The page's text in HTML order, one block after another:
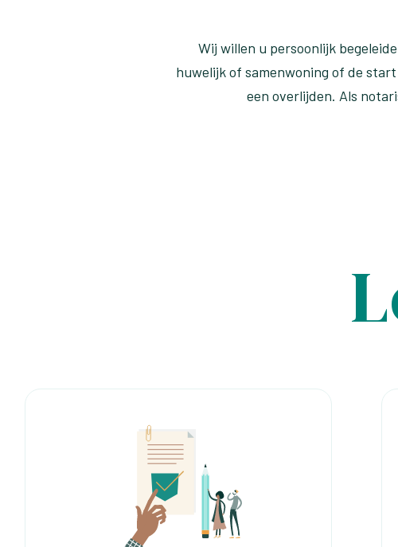
Wij willen u persoonlijk
huwelijk of samenwoning of de
een overlijden. Als